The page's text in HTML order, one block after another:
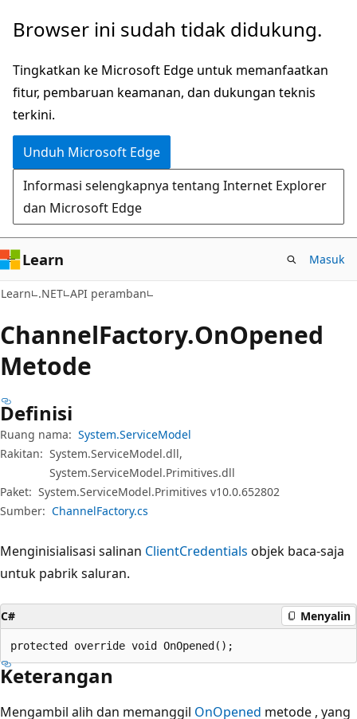
Lompati
konten
utama
Lewati
navigasi
dalam
halaman
Browser ini sudah tidak didukung.
Tingkatkan ke Microsoft Edge untuk memanfaatkan
fitur, pembaruan keamanan, dan dukungan teknis
terkini.
Unduh Microsoft Edge
Informasi selengkapnya tentang Internet Explorer
dan Microsoft Edge
Learn Masuk
Learn .NET API peramban
ChannelFactory.OnOpened
Metode
Definisi
Ruang nama: System.ServiceModel
Rakitan: System.ServiceModel.dll,
System.ServiceModel.Primitives.dll
Paket: System.ServiceModel.Primitives v10.0.652802
Sumber: ChannelFactory.cs
Menginisialisasi salinan ClientCredentials objek baca-saja
untuk pabrik saluran.
C# Menyalin
protected override void OnOpened();
Keterangan
Mengambil alih dan memanggil OnOpened metode , yang